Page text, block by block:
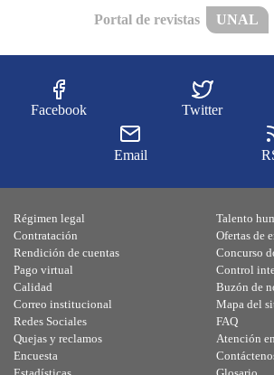
Portal de revistas UNAL
Facebook Twitter
Email
Régimen legal
Contratación
Rendición de cuentas
Pago virtual
Calidad
Talento
Ofertas de
Concurso
Control
Buzón de
Correo institucional
Redes Sociales
Quejas y reclamos
Encuesta
Mapa del
FAQ
Atención